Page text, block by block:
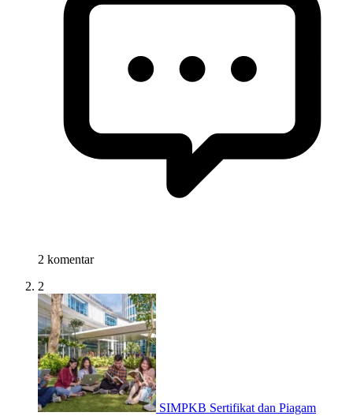
2 komentar
2
SIMPKB Sertifikat dan Piagam